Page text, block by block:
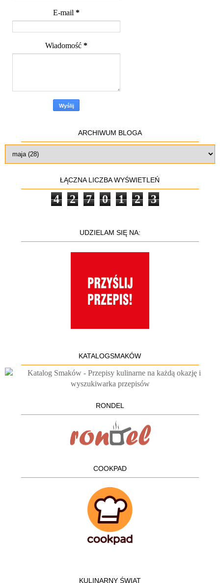
E-mail *
Wiadomość *
ARCHIWUM BLOGA
ŁĄCZNA LICZBA WYŚWIETLEŃ
4 2 7 0 1 2 3
UDZIELAM SIĘ NA:
KATALOGSMAKÓW
RONDEL
COOKPAD
KULINARNY ŚWIAT